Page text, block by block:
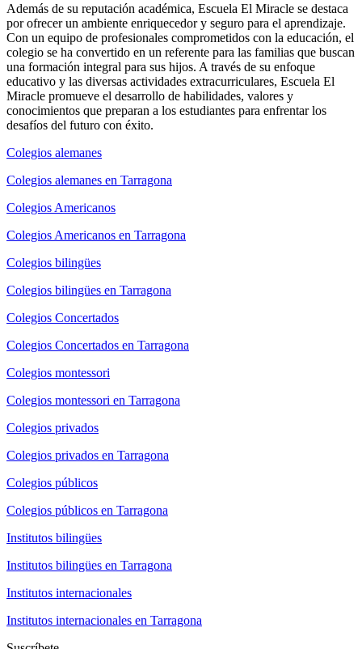
Además de su reputación académica, Escuela El Miracle se destaca
por ofrecer un ambiente enriquecedor y seguro para el aprendizaje.
Con un equipo de profesionales comprometidos con la educación, el
colegio se ha convertido en un referente para las familias que buscan
una formación integral para sus hijos. A través de su enfoque
educativo y las diversas actividades extracurriculares, Escuela El
Miracle promueve el desarrollo de habilidades, valores y
conocimientos que preparan a los estudiantes para enfrentar los
desafíos del futuro con éxito.
Colegios alemanes
Colegios alemanes en Tarragona
Colegios Americanos
Colegios Americanos en Tarragona
Colegios bilingües
Colegios bilingües en Tarragona
Colegios Concertados
Colegios Concertados en Tarragona
Colegios montessori
Colegios montessori en Tarragona
Colegios privados
Colegios privados en Tarragona
Colegios públicos
Colegios públicos en Tarragona
Institutos bilingües
Institutos bilingües en Tarragona
Institutos internacionales
Institutos internacionales en Tarragona